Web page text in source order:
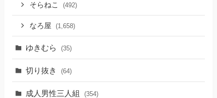
そらねこ (492)
なろ屋 (1,658)
ゆきむら (35)
切り抜き (64)
成人男性三人組 (354)